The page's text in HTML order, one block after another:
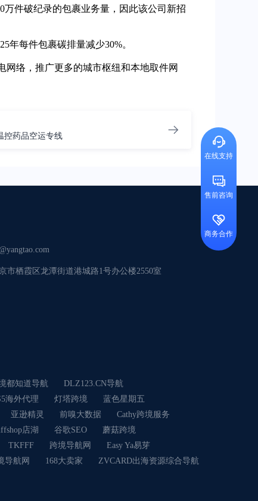
万件破纪录的包裹业务量，因此该公司新招
年每件包裹碳排量减少30%。
网络，推广更多的城市枢纽和本地取件网
控药品空运专线
市栖霞区龙潭街道港城路1号办公楼2550室
都知道导航
DLZ123.CN导航
海外代理 灯塔跨境
蓝色星期五
亚逊精灵 前嗅大数据
Cathy跨境服务
店湖 谷歌SEO
蘑菇跨境
TKFFF 跨境导航网
Easy Ya易芽
导航网 168大卖家
ZVCARD出海资源综合导航
在线支持
售前咨询
商务合作